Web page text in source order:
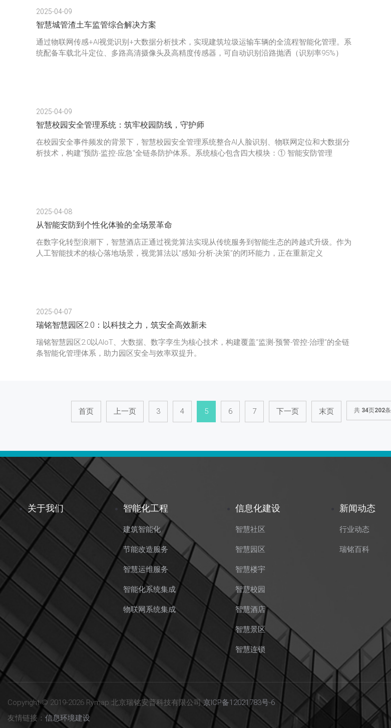
2025-04-09
智慧城管渣土车监管综合解决方案
通过物联网传感+AI视觉识别+大数据分析技术，实现建筑垃圾运输车辆的全流程智能化管理。系
统配备车载北斗定位、多路高清摄像头及高精度传感器，可自动识别沿路抛洒（识别率95%）
2025-04-09
智慧校园安全管理系统：筑牢校园防线，守护师
在校园安全事件频发的背景下，智慧校园安全管理系统整合AI人脸识别、物联网定位和大数据分
析技术，构建"预防-监控-应急"全链条防护体系。系统核心包含四大模块：① 智能安防管理
2025-04-08
从智能安防到个性化体验的全场景革命
在数字化转型浪潮下，智慧酒店正通过视觉算法实现从传统服务到智能生态的跨越式升级。作为
人工智能技术的核心落地场景，视觉算法以“感知-分析-决策”的闭环能力，正在重新定义
2025-04-07
瑞铭智慧园区2.0：以科技之力，筑安全高效新未
瑞铭智慧园区2.0以AIoT、大数据、数字孪生为核心技术，构建覆盖“监测-预警-管控-治理”的全链
条智能化管理体系，助力园区安全与效率双提升。
首页 上一页 3 4 5 6 7 下一页 末页 共 34页202条
关于我们 智能化工程
建筑智能化
节能改造服务
智慧运维服务
智能化系统集成
物联网系统集成
信息化建设
智慧社区
智慧园区
智慧楼宇
智慧校园
智慧酒店
智慧景区
智慧连锁
新闻动态
行业动态
瑞铭百科
Copyright © 2019-2026 Rymap 北京瑞铭安普科技有限公司京ICP备12021783号-6
友情链接： 信息环境建设